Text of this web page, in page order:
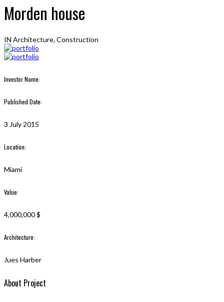
Morden house
IN Architecture, Construction
Investor Name:
Published Date:
3 July 2015
Location:
Miami
Value:
4,000,000 $
Architecture:
Jues Harber
About Project